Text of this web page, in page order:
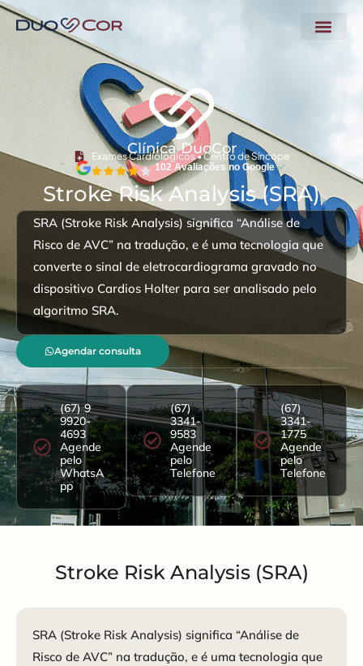
Clínica DuoCor
Exames Cardiológicos • Centro de Síncope
102 Avaliações no Google ✅
Stroke Risk Analysis (SRA)​
SRA (Stroke Risk Analysis) significa “Análise de
Risco de AVC” na tradução, e é uma tecnologia que
converte o sinal de eletrocardiograma gravado no
dispositivo Cardios Holter para ser analisado pelo
algoritmo SRA.
Agendar consulta
(67) 9
9920-
4693
Agende
pelo
WhatsA
pp
(67)
3341-
9583
Agende
pelo
Telefone
(67)
3341-
1775
Agende
pelo
Telefone
Stroke Risk Analysis (SRA)​
SRA (Stroke Risk Analysis) significa “Análise de
Risco de AVC” na tradução, e é uma tecnologia que